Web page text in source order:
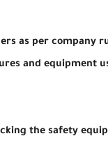
as per company
and equipment
the safety